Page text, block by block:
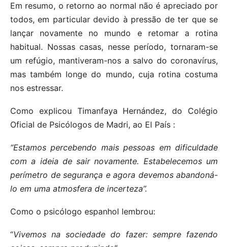
Em resumo, o retorno ao normal não é apreciado por
todos, em particular devido à pressão de ter que se
lançar novamente no mundo e retomar a rotina
habitual. Nossas casas, nesse período, tornaram-se
um refúgio, mantiveram-nos a salvo do coronavírus,
mas também longe do mundo, cuja rotina costuma
nos estressar.
Como explicou Timanfaya Hernández, do Colégio
Oficial de Psicólogos de Madri, ao El País :
“Estamos percebendo mais pessoas em dificuldade
com a ideia de sair novamente. Estabelecemos um
perímetro de segurança e agora devemos abandoná-
lo em uma atmosfera de incerteza”.
Como o psicólogo espanhol lembrou:
“Vivemos na sociedade do fazer: sempre fazendo